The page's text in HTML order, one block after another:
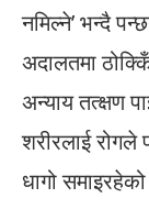
नमिल्ने’ भन्दै
अदालतमा
अन्याय तत्क्षण
शरीरलाई
धागो